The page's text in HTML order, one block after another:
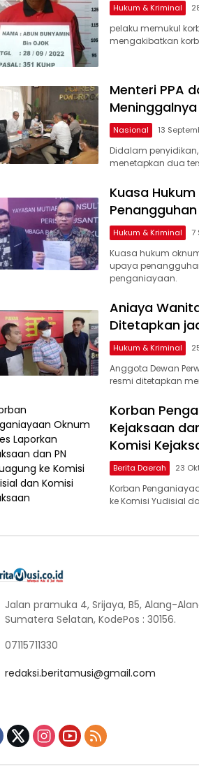
Hukum & Kriminal
pelaku memukul
mengakibatkan
Menteri PPA
Nasional 13
Didalam
menetapkan dua
Kuasa
Hukum & Kriminal 7
Kuasa hukum
upaya
penganiayaan.
Aniaya
Ditetapkan
Hukum & Kriminal
Anggota Dewan
resmi ditetapkan
Korban
Kejaksaan
Komisi
Berita Daerah 23
Korban
ke Komisi Yudisial
Jalan pramuka 4, Srijaya, B5, Alang-
Sumatera Selatan, KodePos : 30156.
07115711330
redaksi.beritamusi@gmail.com